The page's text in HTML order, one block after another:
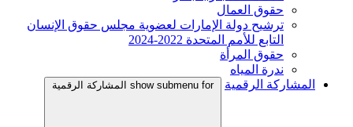
حقوق العمال
ترشيح دولة الإمارات لعضوية مجلس حقوق الإنسان
التابع للأمم المتحدة 2022-2024
حقوق المرأة
ندرة المياه
المشاركة الرقمية
show submenu for المشاركة الرقمية